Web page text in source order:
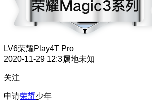
LV6荣耀Play4T Pro
2020-11-29 12:37属地未知
关注
申请荣耀少年